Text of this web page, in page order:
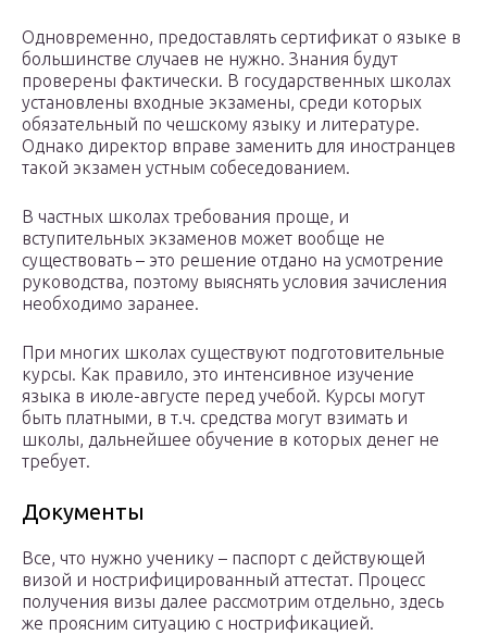
Одновременно, предоставлять сертификат о языке в
большинстве случаев не нужно. Знания будут
проверены фактически. В государственных школах
установлены входные экзамены, среди которых
обязательный по чешскому языку и литературе.
Однако директор вправе заменить для иностранцев
такой экзамен устным собеседованием.
В частных школах требования проще, и
вступительных экзаменов может вообще не
существовать – это решение отдано на усмотрение
руководства, поэтому выяснять условия зачисления
необходимо заранее.
При многих школах существуют подготовительные
курсы. Как правило, это интенсивное изучение
языка в июле-августе перед учебой. Курсы могут
быть платными, в т.ч. средства могут взимать и
школы, дальнейшее обучение в которых денег не
требует.
Документы
Все, что нужно ученику – паспорт с действующей
визой и нострифицированный аттестат. Процесс
получения визы далее рассмотрим отдельно, здесь
же проясним ситуацию с нострификацией.